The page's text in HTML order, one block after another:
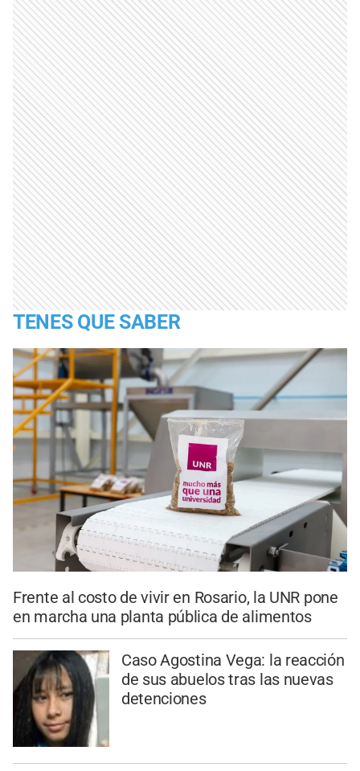
TENES QUE SABER
Frente al costo de vivir en Rosario, la UNR pone
en marcha una planta pública de alimentos
Caso Agostina Vega: la reacción
de sus abuelos tras las nuevas
detenciones